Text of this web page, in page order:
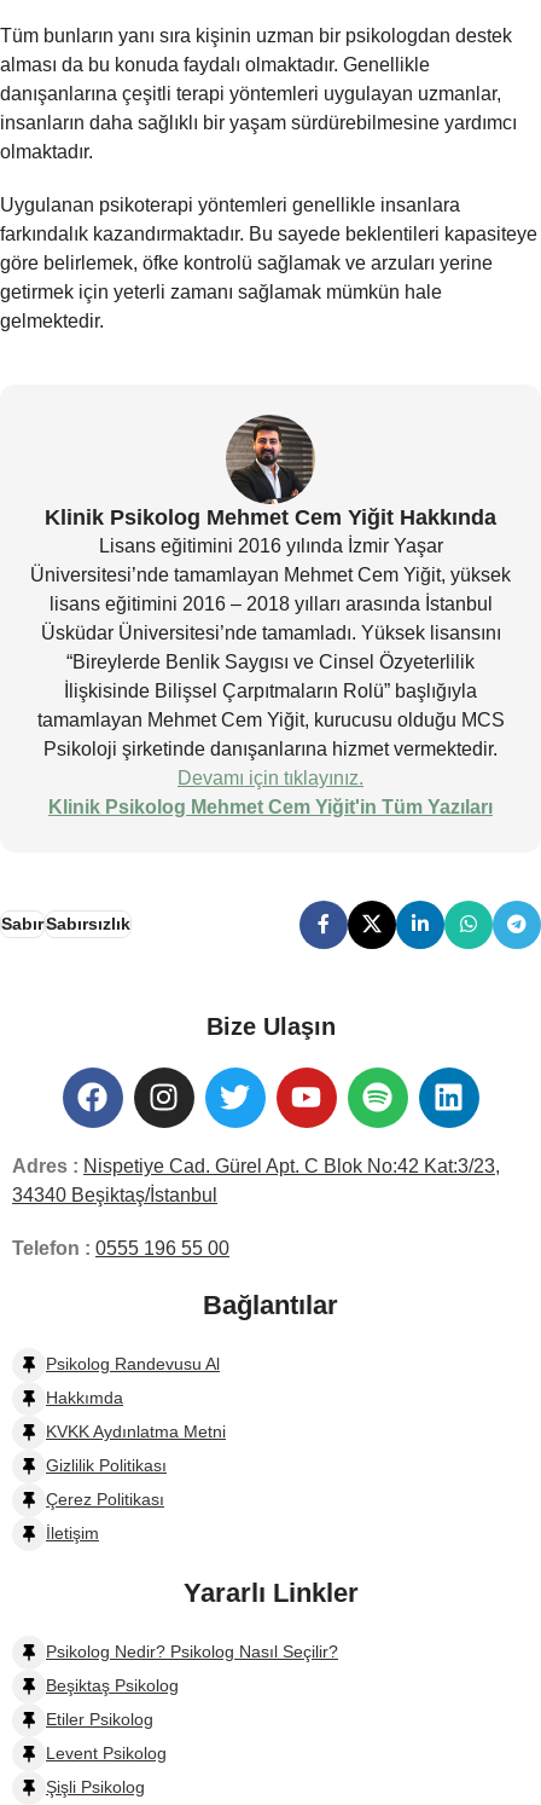
Tüm bunların yanı sıra kişinin uzman bir psikologdan destek
alması da bu konuda faydalı olmaktadır. Genellikle
danışanlarına çeşitli terapi yöntemleri uygulayan uzmanlar,
insanların daha sağlıklı bir yaşam sürdürebilmesine yardımcı
olmaktadır.
Uygulanan psikoterapi yöntemleri genellikle insanlara
farkındalık kazandırmaktadır. Bu sayede beklentileri kapasiteye
göre belirlemek, öfke kontrolü sağlamak ve arzuları yerine
getirmek için yeterli zamanı sağlamak mümkün hale
gelmektedir.
Klinik Psikolog Mehmet Cem Yiğit Hakkında
Lisans eğitimini 2016 yılında İzmir Yaşar
Üniversitesi’nde tamamlayan Mehmet Cem Yiğit, yüksek
lisans eğitimini 2016 – 2018 yılları arasında İstanbul
Üsküdar Üniversitesi’nde tamamladı. Yüksek lisansını
“Bireylerde Benlik Saygısı ve Cinsel Özyeterlilik
İlişkisinde Bilişsel Çarpıtmaların Rolü” başlığıyla
tamamlayan Mehmet Cem Yiğit, kurucusu olduğu MCS
Psikoloji şirketinde danışanlarına hizmet vermektedir.
Devamı için tıklayınız.
Klinik Psikolog Mehmet Cem Yiğit'in Tüm Yazıları
SabırSabırsızlık
Bize Ulaşın
Adres : Nispetiye Cad. Gürel Apt. C Blok No:42 Kat:3/23,
34340 Beşiktaş/İstanbul
Telefon : 0555 196 55 00
Bağlantılar
Psikolog Randevusu Al
Hakkımda
KVKK Aydınlatma Metni
Gizlilik Politikası
Çerez Politikası
İletişim
Yararlı Linkler
Psikolog Nedir? Psikolog Nasıl Seçilir?
Beşiktaş Psikolog
Etiler Psikolog
Levent Psikolog
Şişli Psikolog